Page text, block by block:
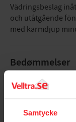
Samtycke
Vädringsbeslag
och utåtgående
med karmdjup
Bedømmelser